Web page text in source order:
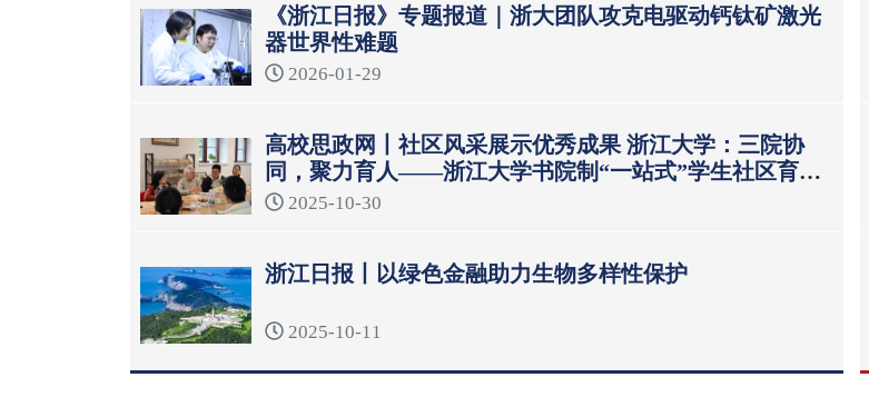
《浙江日报》专题报道｜浙大团队攻克电驱动钙钛矿激光
器世界性难题
2026-01-29
高校思政网丨社区风采展示优秀成果 浙江大学：三院协
同，聚力育人——浙江大学书院制“一站式”学生社区育人
模式2025-10-30
浙江日报丨以绿色金融助力生物多样性保护
2025-10-11